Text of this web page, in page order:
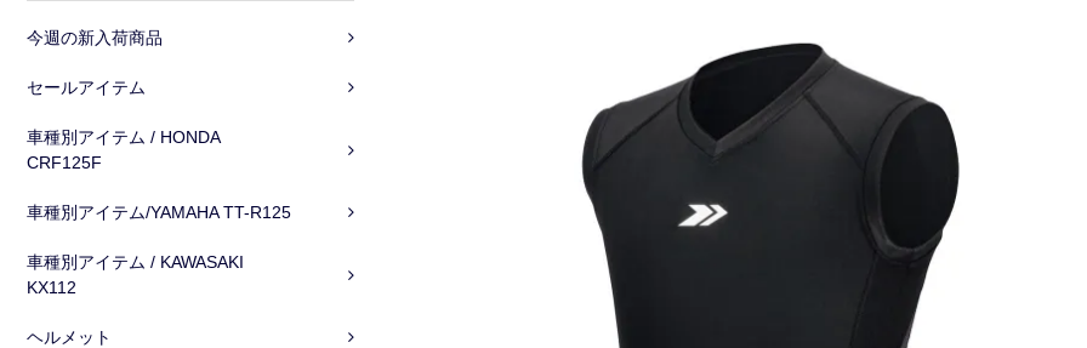
今週の新入荷商品
セールアイテム
車種別アイテム / HONDA
CRF125F
車種別アイテム/YAMAHA TT-R125
車種別アイテム / KAWASAKI
KX112
ヘルメット